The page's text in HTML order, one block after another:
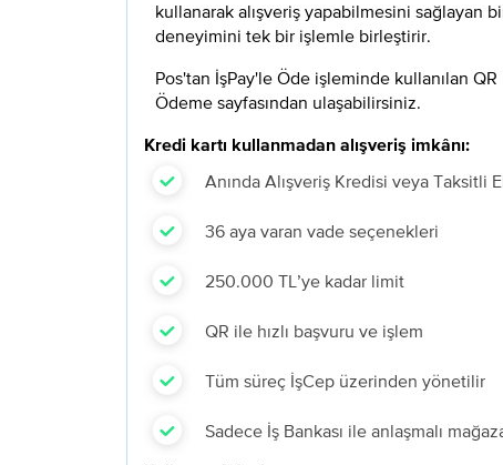
kullanarak alışveriş yapabilmesini sağlayan
deneyimini tek bir işlemle birleştirir.
Pos'tan İşPay'le Öde işleminde kullanılan
Ödeme sayfasından ulaşabilirsiniz.
Kredi kartı kullanmadan alışveriş imkânı:
Anında Alışveriş Kredisi veya Taksitli
36 aya varan vade seçenekleri
250.000 TL’ye kadar limit
QR ile hızlı başvuru ve işlem
Tüm süreç İşCep üzerinden yönetilir
Sadece İş Bankası ile anlaşmalı